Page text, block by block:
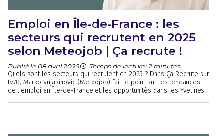
Emploi en Île-de-France : les
secteurs qui recrutent en 2025
selon Meteojob | Ça recrute !
Publié le 08 avril 2025 Temps de lecture: 2 minutes
Quels sont les secteurs qui recrutent en 2025 ? Dans Ça Recrute sur
tv78, Marko Vujasinovic (Meteojob) fait le point sur les tendances
de l'emploi en Île-de-France et les opportunités dans les Yvelines.